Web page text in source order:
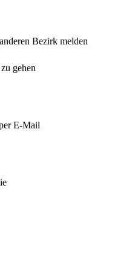
Bezirk melden
gehen
E-Mail